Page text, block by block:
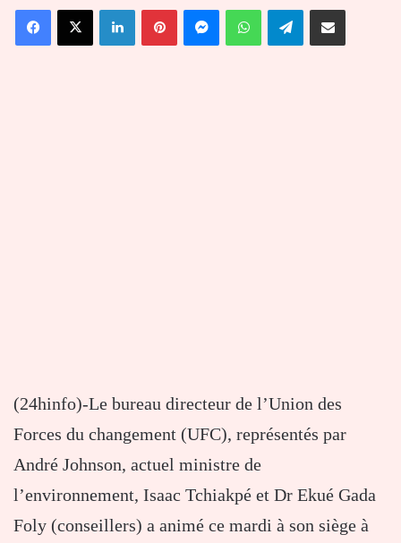
courriel
FacebookX LinkedinPinterestMessengerWhatsAppTelegramPartager par email
(24hinfo)-Le bureau directeur de l’Union des
Forces du changement (UFC), représentés par
André Johnson, actuel ministre de
l’environnement, Isaac Tchiakpé et Dr Ekué Gada
Foly (conseillers) a animé ce mardi à son siège à